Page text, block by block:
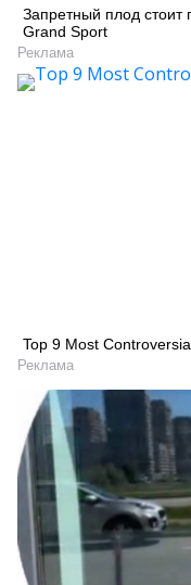
Запретный плод
Grand Sport
Реклама
Top 9 Most
Реклама